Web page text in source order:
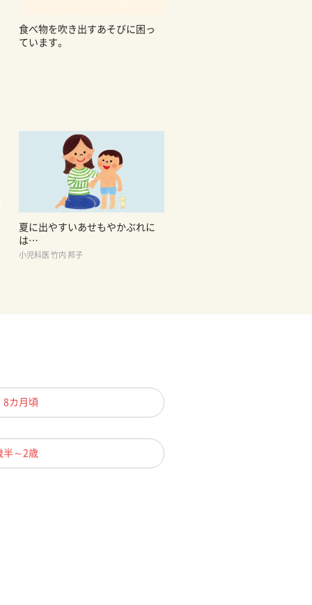
食べ物を吹き出すあそびに困っ
ています。
夏に出やすいあせもやかぶれに
は…
小児科医 竹内 邦子
8カ月頃
半～2歳